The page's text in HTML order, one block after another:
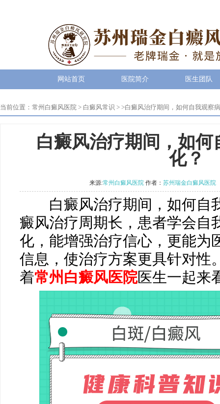
网站首页 医院简介 医生团队
当前位置： 常州白癜风医院 > 白癜风常识 > >白癜风治疗期间，如何自我观察
白癜风治疗期间，如
化？
来源:常州白癜风医院 作者： 苏州瑞金白癜风医院
白癜风治疗期间，如何自
癜风治疗周期长，患者学会自
化，能增强治疗信心，更能为
信息，使治疗方案更具针对性
着常州白癜风医院医生一起来